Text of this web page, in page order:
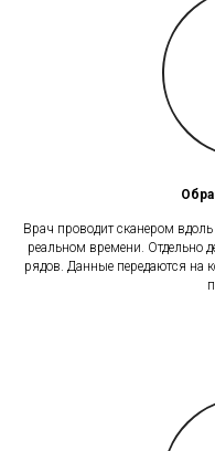
Врач проводит сканером
реальном времени. Отдельно
рядов. Данные передаются на